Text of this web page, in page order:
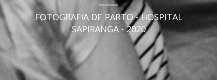
FOTOGRAFIA DE PARTO - HOSPITAL
SAPIRANGA - 2020